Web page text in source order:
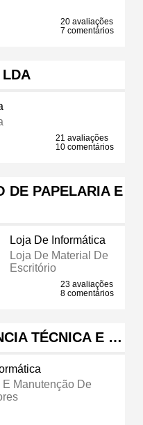
20 avaliações
7 comentários
LDA
21 avaliações
10 comentários
DE PAPELARIA E
Loja De Informática
Loja De Material De
Escritório
23 avaliações
8 comentários
TÉCNICA E …
E Manutenção De